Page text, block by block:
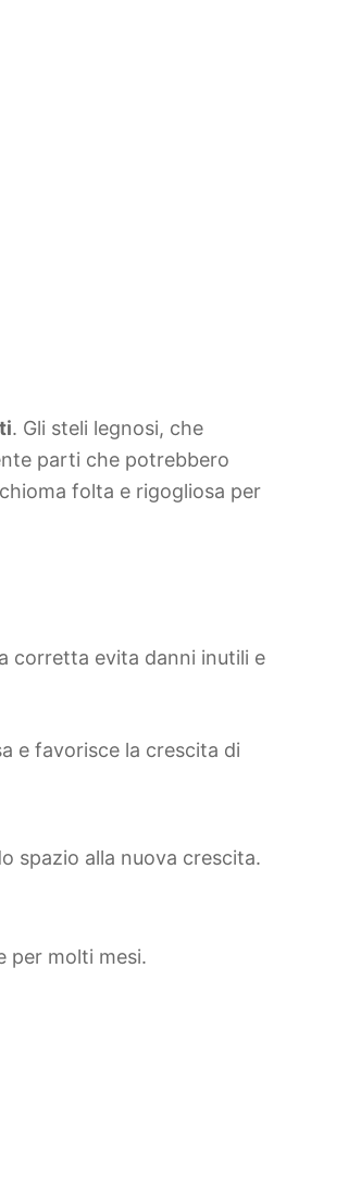
. Gli steli legnosi, che
parti che potrebbero
folta e rigogliosa per
corretta evita danni inutili e
e favorisce la crescita di
spazio alla nuova crescita.
per molti mesi.